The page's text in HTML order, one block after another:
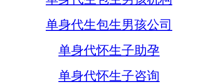
单身代生包生男孩公司
单身代怀生子助孕
单身代怀生子咨询